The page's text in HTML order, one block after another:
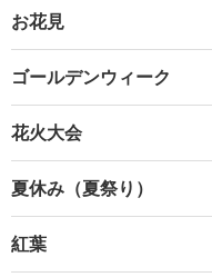
お花見
ゴールデンウィーク
花火大会
夏休み（夏祭り）
紅葉